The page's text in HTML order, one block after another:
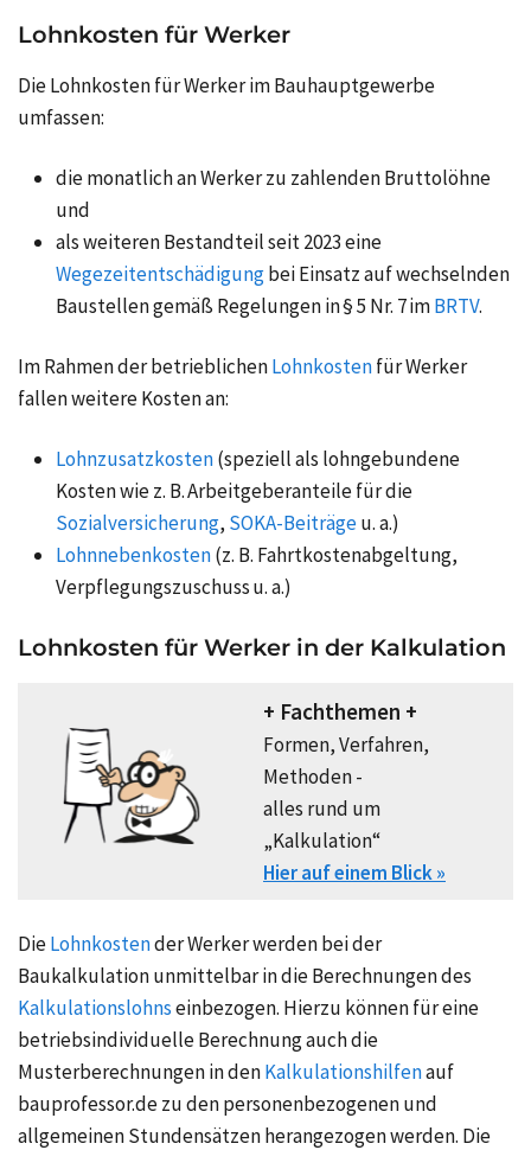
Lohnkosten für Werker
Die Lohnkosten für Werker im Bauhauptgewerbe
umfassen:
die monatlich an Werker zu zahlenden Bruttolöhne
und
als weiteren Bestandteil seit 2023 eine
Wegezeitentschädigungbei Einsatz auf wechselnden
Baustellen gemäß Regelungen in § 5 Nr. 7 imBRTV.
Im Rahmen der betrieblichenLohnkostenfür Werker
fallen weitere Kosten an:
Lohnzusatzkosten(speziell als lohngebundene
Kosten wie z. B. Arbeitgeberanteile für die
Sozialversicherung, SOKA-Beiträgeu. a.)
Lohnnebenkosten(z. B. Fahrtkostenabgeltung,
Verpflegungszuschuss u. a.)
Lohnkosten für Werker in der Kalkulation
+ Fachthemen +
Formen, Verfahren,
Methoden -
alles rund um
„Kalkulation“
Hier auf einem Blick »
DieLohnkostender Werker werden bei der
Baukalkulation unmittelbar in die Berechnungen des
Kalkulationslohnseinbezogen. Hierzu können für eine
betriebsindividuelle Berechnung auch die
Musterberechnungen in denKalkulationshilfenauf
bauprofessor.de zu den personenbezogenen und
allgemeinen Stundensätzen herangezogen werden. Die